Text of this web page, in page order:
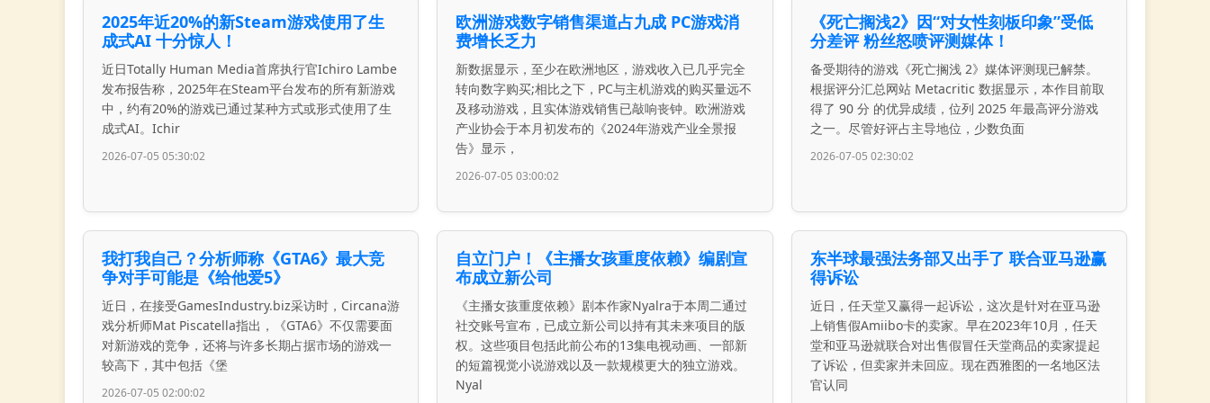
2025年近20%的新Steam游戏使用了生
成式AI 十分惊人！
近日Totally Human Media首席执行官Ichiro Lambe
发布报告称，2025年在Steam平台发布的所有新游戏
中，约有20%的游戏已通过某种方式或形式使用了生
成式AI。Ichir
2026-07-05 05:30:02
欧洲游戏数字销售渠道占九成 PC游戏消
费增长乏力
新数据显示，至少在欧洲地区，游戏收入已几乎完全
转向数字购买;相比之下，PC与主机游戏的购买量远不
及移动游戏，且实体游戏销售已敲响丧钟。欧洲游戏
产业协会于本月初发布的《2024年游戏产业全景报
告》显示，
2026-07-05 03:00:02
《死亡搁浅2》因“对女性刻板印象”受低
分差评 粉丝怒喷评测媒体！
备受期待的游戏《死亡搁浅 2》媒体评测现已解禁。
根据评分汇总网站 Metacritic 数据显示，本作目前取
得了 90 分 的优异成绩，位列 2025 年最高评分游戏
之一。尽管好评占主导地位，少数负面
2026-07-05 02:30:02
我打我自己？分析师称《GTA6》最大竞
争对手可能是《给他爱5》
近日，在接受GamesIndustry.biz采访时，Circana游
戏分析师Mat Piscatella指出，《GTA6》不仅需要面
对新游戏的竞争，还将与许多长期占据市场的游戏一
较高下，其中包括《堡
2026-07-05 02:00:02
自立门户！《主播女孩重度依赖》编剧宣
布成立新公司
《主播女孩重度依赖》剧本作家Nyalra于本周二通过
社交账号宣布，已成立新公司以持有其未来项目的版
权。这些项目包括此前公布的13集电视动画、一部新
的短篇视觉小说游戏以及一款规模更大的独立游戏。
Nyal
东半球最强法务部又出手了 联合亚马逊赢
得诉讼
近日，任天堂又赢得一起诉讼，这次是针对在亚马逊
上销售假Amiibo卡的卖家。早在2023年10月，任天
堂和亚马逊就联合对出售假冒任天堂商品的卖家提起
了诉讼，但卖家并未回应。现在西雅图的一名地区法
官认同